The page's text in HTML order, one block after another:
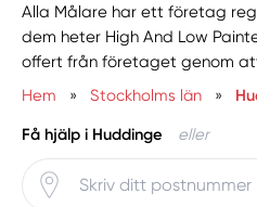
Alla Målare har ett företag
dem heter High And Low
offert från företaget genom
Hem
» Stockholms län »
Få hjälp i Huddinge eller